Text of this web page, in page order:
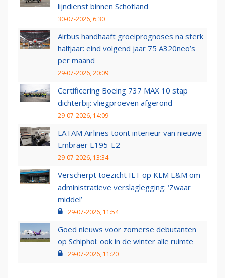
lijndienst binnen Schotland
30-07-2026, 6:30
Airbus handhaaft groeiprognoses na sterk
halfjaar: eind volgend jaar 75 A320neo’s
per maand
29-07-2026, 20:09
Certificering Boeing 737 MAX 10 stap
dichterbij: vliegproeven afgerond
29-07-2026, 14:09
LATAM Airlines toont interieur van nieuwe
Embraer E195-E2
29-07-2026, 13:34
Verscherpt toezicht ILT op KLM E&M om
administratieve verslaglegging: ‘Zwaar
middel’
29-07-2026, 11:54
Goed nieuws voor zomerse debutanten
op Schiphol: ook in de winter alle ruimte
29-07-2026, 11:20